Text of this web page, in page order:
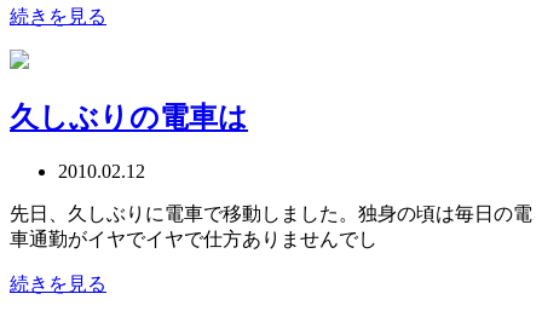
続きを見る
久しぶりの電車は
2010.02.12
先日、久しぶりに電車で移動しました。独身の頃は毎日の電
車通勤がイヤでイヤで仕方ありませんでし
続きを見る